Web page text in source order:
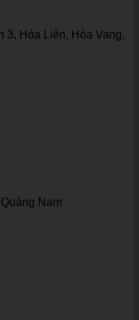
3, Hòa Liên, Hòa Vang,
Nam